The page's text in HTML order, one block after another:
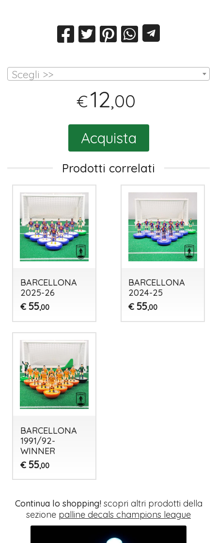
Scegli >>
€12,00
Acquista
Prodotti correlati
BARCELLONA
2025-26
€ 55,00
BARCELLONA
2024-25
€ 55,00
BARCELLONA
1991/92-
WINNER
€ 55,00
Continua lo shopping!scopri altri prodotti della
sezione palline decals champions league